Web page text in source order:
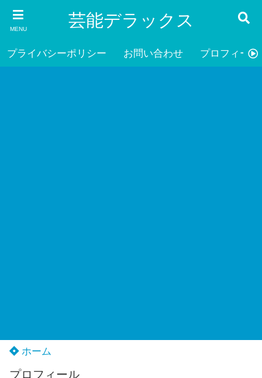
MENU 芸能デラックス
プライバシーポリシー お問い合わせ プロフィール
ホーム
プロフィール